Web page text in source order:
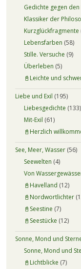
Gedichte gegen den
Klassiker der
Kurzglückfragmente
Lebensfarben (58)
Stille. Versuche (9)
Überleben (5)
📓Leichte und
Liebe und Exil (195)
Liebesgedichte (133)
Mit-Exil (61)
📓Herzlich
See, Meer, Wasser(56)
Seewelten (4)
Von
📓Havelland (12)
📓Nordwortlichter
📓Seestine (7)
📓Seestücke (12)
Sonne, Mond und
Sonne, Mond und
📓Lichtblicke (7)